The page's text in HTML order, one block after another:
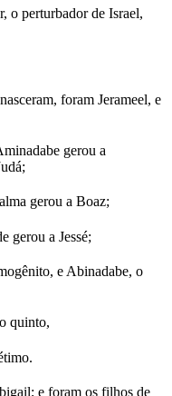
o perturbador de Israel,
foram Jerameel, e
gerou a
gerou a Boaz;
gerou a Jessé;
e Abinadabe, o
quinto,
e foram os filhos de